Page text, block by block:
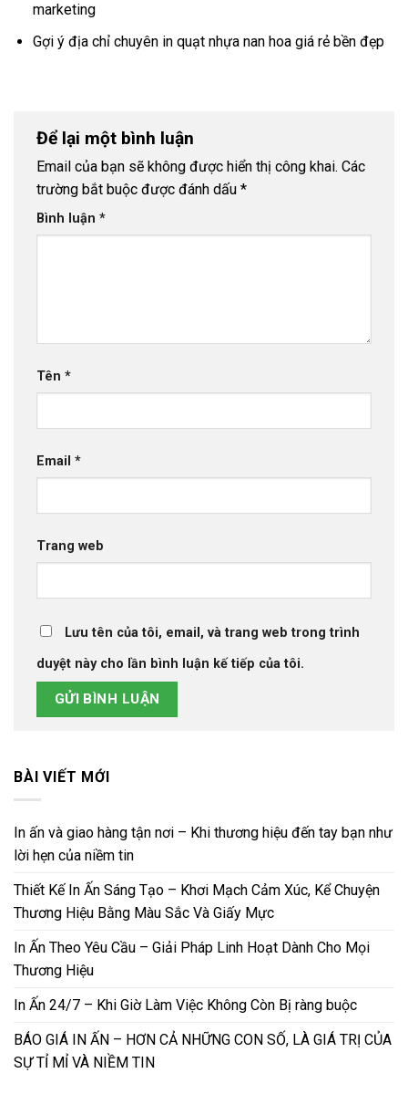
marketing
Gợi ý địa chỉ chuyên in quạt nhựa nan hoa giá rẻ bền đẹp
Để lại một bình luận
Email của bạn sẽ không được hiển thị công khai. Các
trường bắt buộc được đánh dấu *
Bình luận *
Tên *
Email *
Trang web
Lưu tên của tôi, email, và trang web trong trình
duyệt này cho lần bình luận kế tiếp của tôi.
BÀI VIẾT MỚI
In ấn và giao hàng tận nơi – Khi thương hiệu đến tay bạn như
lời hẹn của niềm tin
Thiết Kế In Ấn Sáng Tạo – Khơi Mạch Cảm Xúc, Kể Chuyện
Thương Hiệu Bằng Màu Sắc Và Giấy Mực
In Ấn Theo Yêu Cầu – Giải Pháp Linh Hoạt Dành Cho Mọi
Thương Hiệu
In Ấn 24/7 – Khi Giờ Làm Việc Không Còn Bị ràng buộc
BÁO GIÁ IN ẤN – HƠN CẢ NHỮNG CON SỐ, LÀ GIÁ TRỊ CỦA
SỰ TỈ MỈ VÀ NIỀM TIN